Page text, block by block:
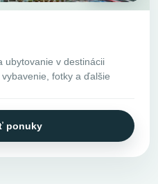
ubytovanie v destinácii
fotky a ďalšie
ponuky